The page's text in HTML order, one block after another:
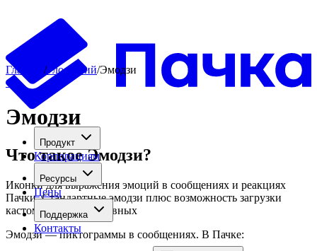
Продукт
Корпорациям
Ресурсы
Цены
Поддержка
Контакты
Главная /Глоссарий/Эмодзи
←
Эмодзи
Что такоеЭмодзи?
Иконки для выражения эмоций в сообщениях и реакциях
Пачки. Стандартные эмодзи плюс возможность загрузки
кастомных корпоративных
Эмодзи — пиктограммы в сообщениях. В Пачке: